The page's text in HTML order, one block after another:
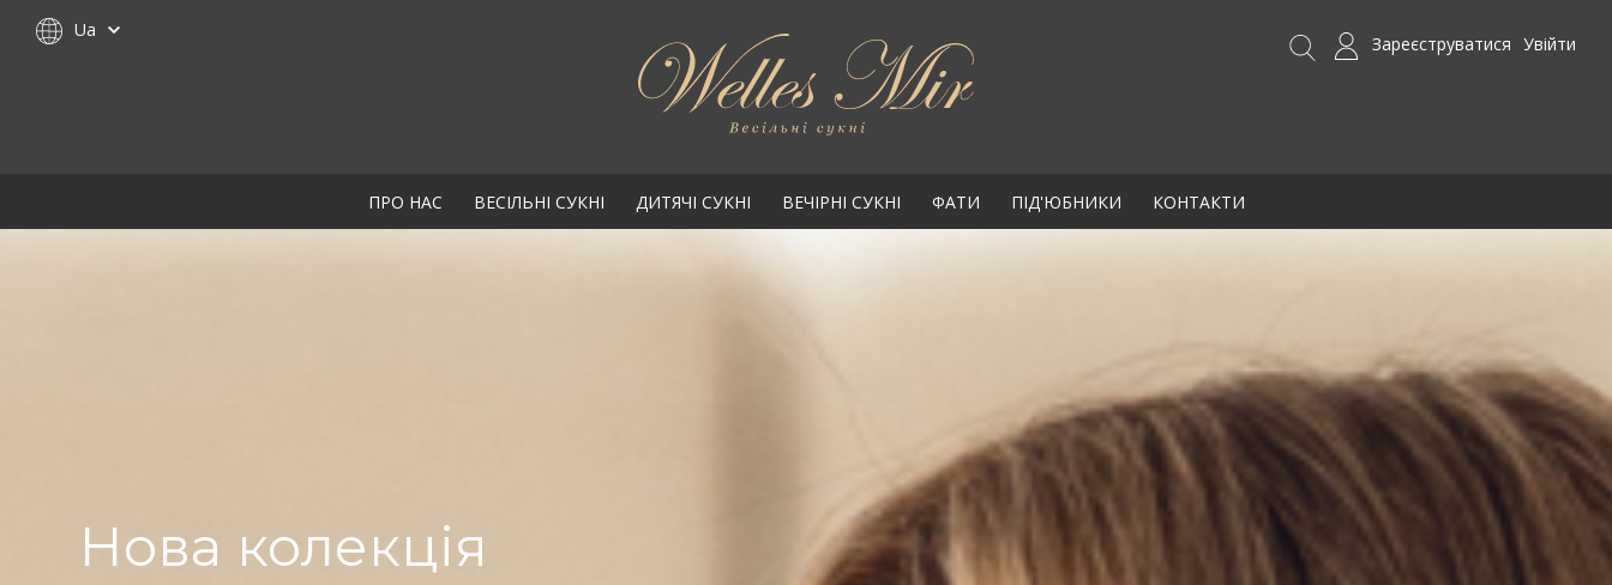
Ua
Увійти
Зареєструватися
ПРО НАС ВЕСІЛЬНІ СУКНІ ДИТЯЧІ СУКНІ ВЕЧІРНІ СУКНІ ФАТИ ПІД'ЮБНИКИ КОНТАКТИ